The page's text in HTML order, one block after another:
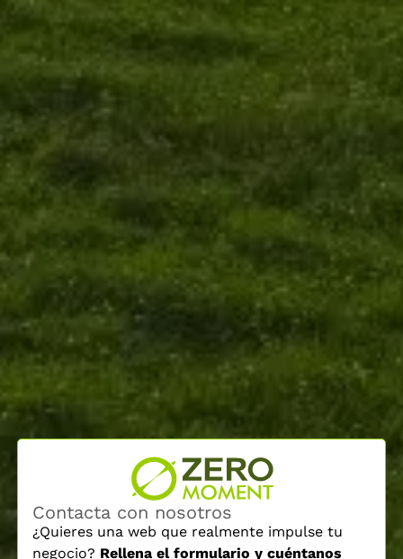
Contacta con nosotros
¿Quieres una web que realmente impulse tu
negocio? Rellena el formulario y cuéntanos